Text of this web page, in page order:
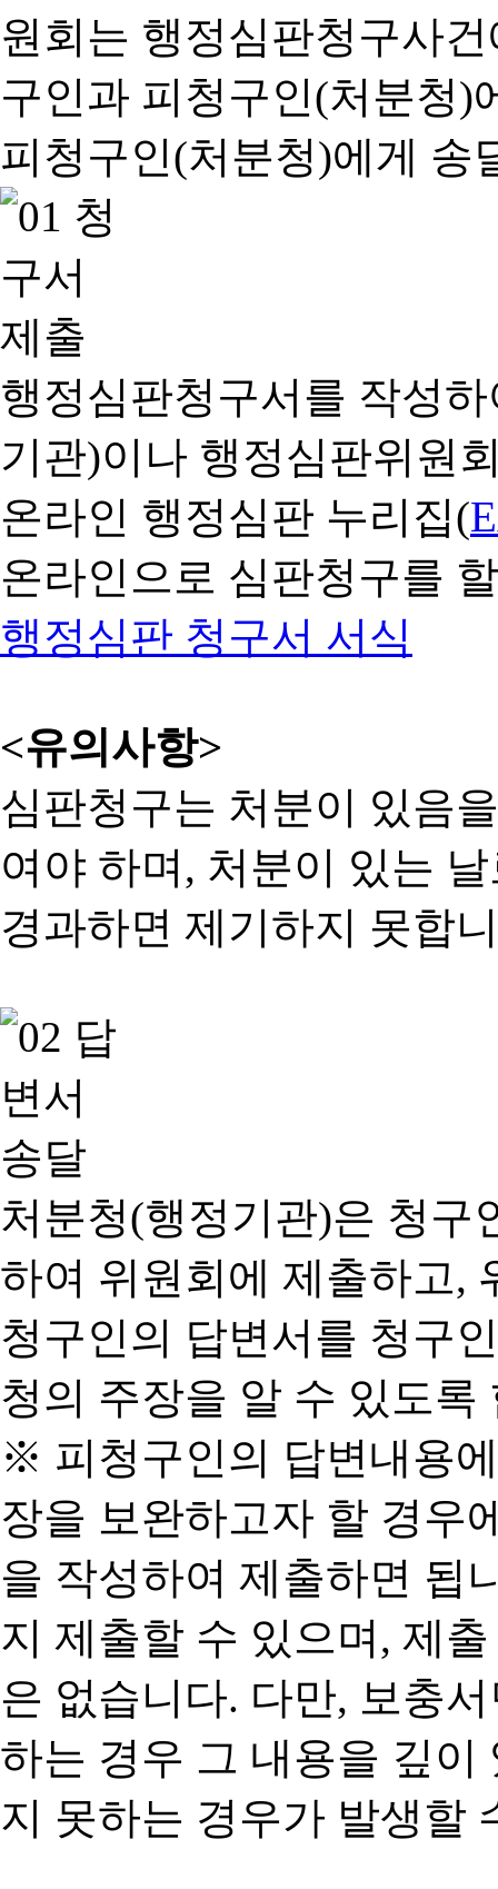
행정심판청구서를 작성
기관)이나 행정심판위원
온라인 행정심판 누리집(
온라인으로 심판청구를
행정심판 청구서 서식
<유의사항>
심판청구는 처분이 있음
여야 하며, 처분이 있는
경과하면 제기하지 못합
처분청(행정기관)은 청구
하여 위원회에 제출하고,
청구인의 답변서를 청구
청의 주장을 알 수 있도록
※ 피청구인의 답변내용
장을 보완하고자 할 경우
을 작성하여 제출하면 됩
지 제출할 수 있으며, 제
은 없습니다. 다만, 보충
하는 경우 그 내용을 깊이
지 못하는 경우가 발생할